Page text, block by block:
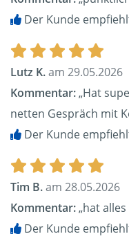
Der Kunde
Lutz K.am 29.05.2026
Kommentar:„Hat
netten Gespräch mit
Der Kunde
Tim B.am 28.05.2026
Kommentar:„hat
Der Kunde